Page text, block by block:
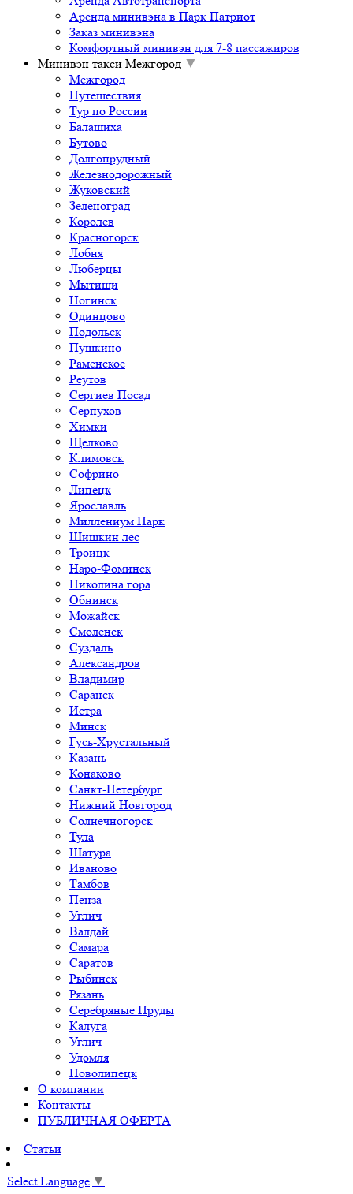
Аренда минивэна в Парк Патриот
Заказ минивэна
Комфортный минивэн для 7-8 пассажиров
Минивэн такси Межгород ▼
Межгород
Путешествия
Тур по России
Балашиха
Бутово
Долгопрудный
Железнодорожный
Жуковский
Зеленоград
Королев
Красногорск
Лобня
Люберцы
Мытищи
Ногинск
Одинцово
Подольск
Пушкино
Раменское
Реутов
Сергиев Посад
Серпухов
Химки
Щелково
Климовск
Софрино
Липецк
Ярославль
Миллениум Парк
Шишкин лес
Троицк
Наро-Фоминск
Николина гора
Обнинск
Можайск
Смоленск
Суздаль
Александров
Владимир
Саранск
Истра
Минск
Гусь-Хрустальный
Казань
Конаково
Санкт-Петербург
Нижний Новгород
Солнечногорск
Тула
Шатура
Иваново
Тамбов
Пенза
Углич
Валдай
Самара
Саратов
Рыбинск
Рязань
Серебряные Пруды
Калуга
Углич
Удомля
Новолипецк
О компании
Контакты
ПУБЛИЧНАЯ ОФЕРТА
Статьи
Select Language ▼